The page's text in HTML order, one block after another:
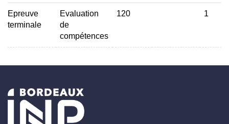
Epreuve
terminale
Evaluation
de
compétences
120 1